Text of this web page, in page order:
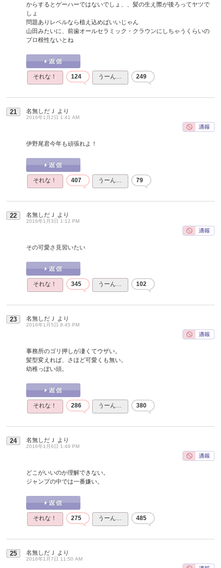
からするとゲーハーではないでしょ、、髪の生え際が後ろってヤツで
しょ
問題ありレベルなら植え込めばいいじゃん
山田みたいに、前歯オールセラミック・クラウンにしちゃうくらいの
プロ根性ないとね
それな！ 124 うーん… 249
21 名無しだＪ より
2016年1月2日 1:41 AM
伊野尾君今年も頑張れよ！
それな！ 407 うーん… 79
22 名無しだＪ より
2016年1月3日 1:12 PM
その可愛さ見習いたい
それな！ 345 うーん… 102
23 名無しだＪ より
2016年1月5日 8:45 PM
事務所のゴリ押しが凄くてウザい。
髪型変えれば、さほど可愛くも無い。
幼稚っぽい頭。
それな！ 286 うーん… 380
24 名無しだＪ より
2016年1月6日 1:49 PM
どこがいいのか理解できない。
ジャンプの中では一番嫌い。
それな！ 275 うーん… 485
25 名無しだＪ より
2016年1月7日 11:50 AM